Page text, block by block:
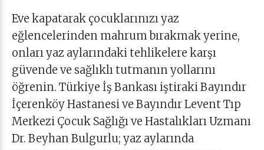
Eve kapatarak çocuklarınızı yaz
eğlencelerinden mahrum bırakmak yerine,
onları yaz aylarındaki tehlikelere karşı
güvende ve sağlıklı tutmanın yollarını
öğrenin. Türkiye İş Bankası iştiraki Bayındır
İçerenköy Hastanesi ve Bayındır Levent Tıp
Merkezi Çocuk Sağlığı ve Hastalıkları Uzmanı
Dr. Beyhan Bulgurlu; yaz aylarında